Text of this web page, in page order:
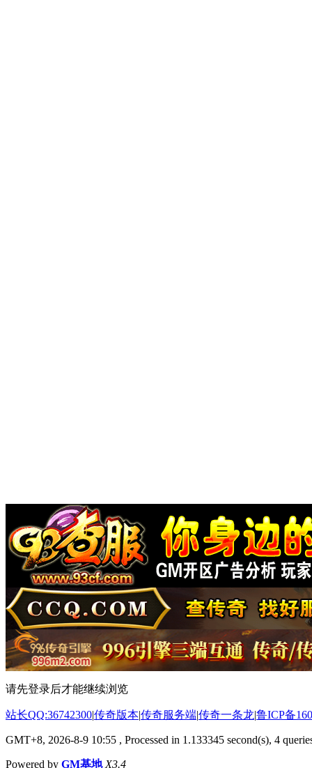
请先登录后才能继续浏览
站长QQ:36742300|传奇版本|传奇服务端|传奇一条龙|鲁ICP备
GMT+8, 2026-8-9 10:55 , Processed in 1.133345 second(s), 4
Powered by GM基地 X3.4